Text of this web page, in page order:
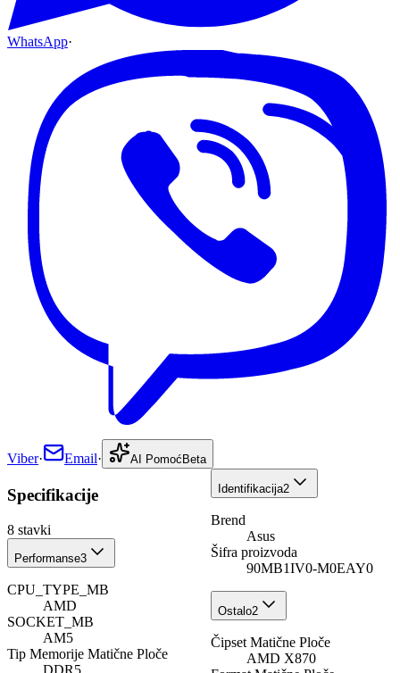
WhatsApp·
Viber· Email· AI Pomoć Beta
Specifikacije
8 stavki
Performanse3
CPU_TYPE_MB
AMD
SOCKET_MB
AM5
Tip Memorije Matične Ploče
DDR5
Identifikacija2
Brend
Asus
Šifra proizvoda
90MB1IV0-M0EAY0
Ostalo2
Čipset Matične Ploče
AMD X870